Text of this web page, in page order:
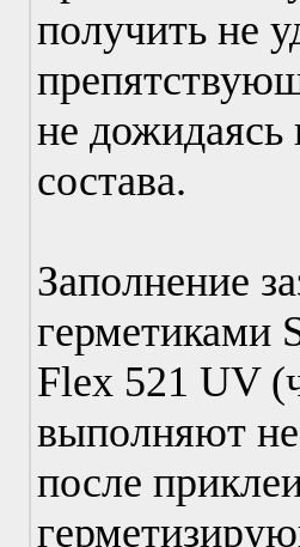
получить не
не дожидаясь
состава.
Заполнение
герметиками
Flex 521 UV
выполняют
после